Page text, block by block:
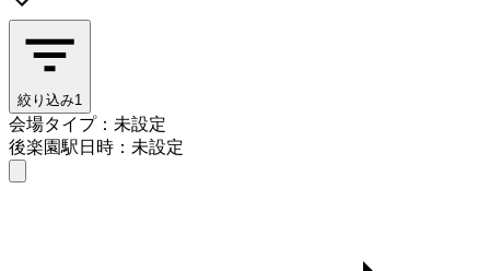
絞り込み1
会場タイプ：未設定
後楽園駅日時：未設定